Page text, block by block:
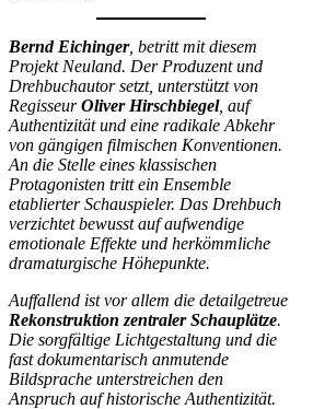
Bernd Eichinger, betritt mit diesem
Projekt Neuland. Der Produzent und
Drehbuchautor setzt, unterstützt von
RegisseurOliver Hirschbiegel, auf
Authentizität und eine radikale Abkehr
von gängigen filmischen Konventionen.
An die Stelle eines klassischen
Protagonisten tritt ein Ensemble
etablierter Schauspieler. Das Drehbuch
verzichtet bewusst auf aufwendige
emotionale Effekte und herkömmliche
dramaturgische Höhepunkte.
Auffallend ist vor allem die detailgetreue
Rekonstruktion zentraler Schauplätze.
Die sorgfältige Lichtgestaltung und die
fast dokumentarisch anmutende
Bildsprache unterstreichen den
Anspruch auf historische Authentizität.